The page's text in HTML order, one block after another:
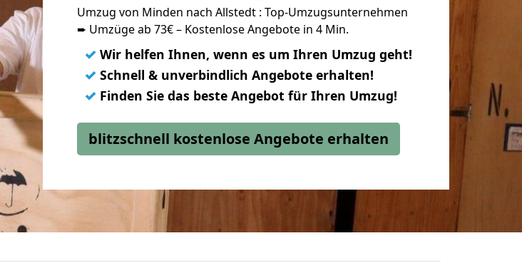
Umzug von Minden nach Allstedt : Top-Umzugsunternehmen
➨ Umzüge ab 73€ – Kostenlose Angebote in 4 Min.
✓ Wir helfen Ihnen, wenn es um Ihren Umzug geht!
✓ Schnell & unverbindlich Angebote erhalten!
✓ Finden Sie das beste Angebot für Ihren Umzug!
blitzschnell kostenlose Angebote erhalten